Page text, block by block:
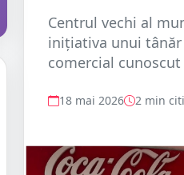
Centrul vechi al
inițiativa unui
comercial
18 mai 2026 2 min